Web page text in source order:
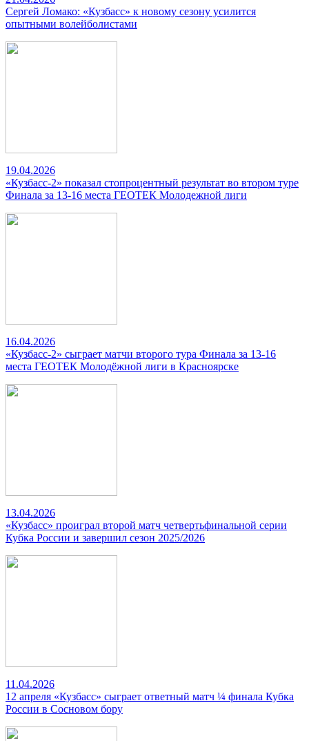
Сергей Ломако: «Кузбасс» к новому сезону усилится
опытными волейболистами
19.04.2026
«Кузбасс-2» показал стопроцентный результат во втором туре
Финала за 13-16 места ГЕОТЕК Молодежной лиги
16.04.2026
«Кузбасс-2» сыграет матчи второго тура Финала за 13-16
места ГЕОТЕК Молодёжной лиги в Красноярске
13.04.2026
«Кузбасс» проиграл второй матч четвертьфинальной серии
Кубка России и завершил сезон 2025/2026
11.04.2026
12 апреля «Кузбасс» сыграет ответный матч ¼ финала Кубка
России в Сосновом бору